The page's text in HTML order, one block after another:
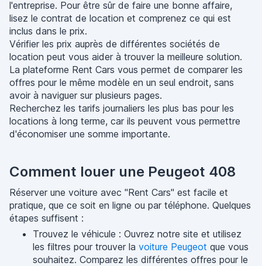
l'entreprise. Pour être sûr de faire une bonne affaire,
lisez le contrat de location et comprenez ce qui est
inclus dans le prix.
Vérifier les prix auprès de différentes sociétés de
location peut vous aider à trouver la meilleure solution.
La plateforme Rent Cars vous permet de comparer les
offres pour le même modèle en un seul endroit, sans
avoir à naviguer sur plusieurs pages.
Recherchez les tarifs journaliers les plus bas pour les
locations à long terme, car ils peuvent vous permettre
d'économiser une somme importante.
Comment louer une Peugeot 408
Réserver une voiture avec "Rent Cars" est facile et
pratique, que ce soit en ligne ou par téléphone. Quelques
étapes suffisent :
Trouvez le véhicule : Ouvrez notre site et utilisez
les filtres pour trouver la voiture Peugeot que vous
souhaitez. Comparez les différentes offres pour le